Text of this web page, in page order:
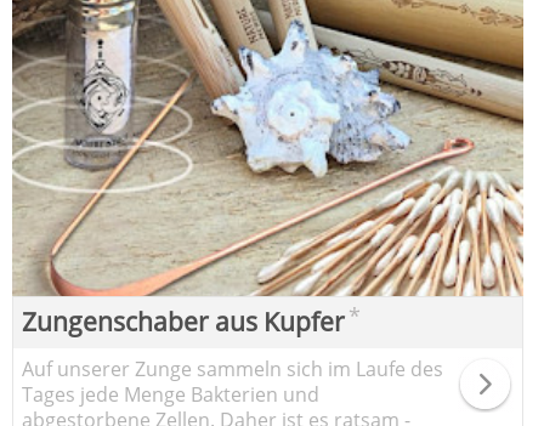
Zungenschaber aus Kupfer*
Auf unserer Zunge sammeln sich im Laufe des
Tages jede Menge Bakterien und
abgestorbene Zellen. Daher ist es ratsam -